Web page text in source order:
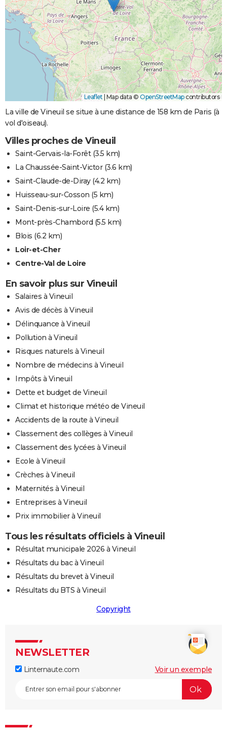
Leaflet Map data © OpenStreetMapcontributors
La ville de Vineuil se situe à une distance de 158 km de Paris (à
vol d'oiseau).
Villes proches de Vineuil
Saint-Gervais-la-Forêt(3.5 km)
La Chaussée-Saint-Victor(3.6 km)
Saint-Claude-de-Diray(4.2 km)
Huisseau-sur-Cosson (5 km)
Saint-Denis-sur-Loire (5.4 km)
Mont-près-Chambord (5.5 km)
Blois (6.2 km)
Loir-et-Cher
Centre-Val de Loire
En savoir plus sur Vineuil
Salaires à Vineuil
Avis de décès à Vineuil
Délinquance à Vineuil
Pollution à Vineuil
Risques naturels à Vineuil
Nombre de médecins à Vineuil
Impôts à Vineuil
Dette et budget de Vineuil
Climat et historique météo de Vineuil
Accidents de la route à Vineuil
Classement des collèges à Vineuil
Classement des lycées à Vineuil
Ecole à Vineuil
Crèches à Vineuil
Maternités à Vineuil
Entreprises à Vineuil
Prix immobilier à Vineuil
Tous les résultats officiels à Vineuil
Résultat municipale 2026 à Vineuil
Résultats du bac à Vineuil
Résultats du brevet à Vineuil
Résultats du BTS à Vineuil
Copyright
NEWSLETTER
Linternaute.com Voir un exemple